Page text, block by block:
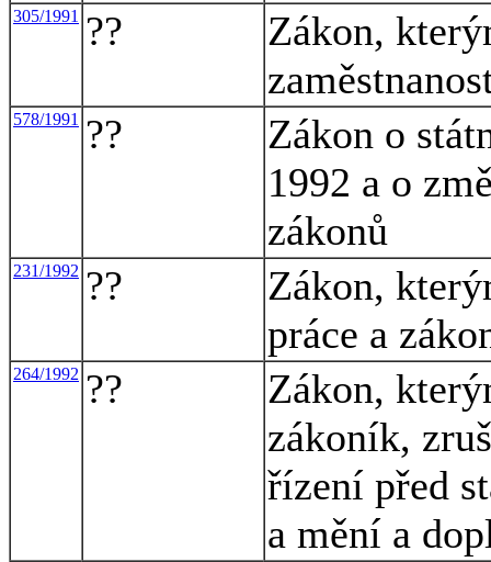
305/1991 ??
Zákon,
578/1991 ??
Zákon o
1992 a o
zákonů
231/1992 ??
Zákon,
práce a
264/1992 ??
Zákon,
zákoník,
řízení před
a mění a